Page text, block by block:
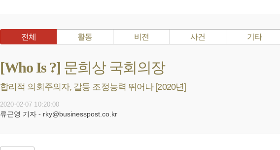
전체 활동 비전 사건 기타
[Who Is ?] 문희상 국회의장
합리적 의회주의자, 갈등 조정능력 뛰어나 [2020년]
2020-02-07 10:20:00
류근영 기자 - rky@businesspost.co.kr